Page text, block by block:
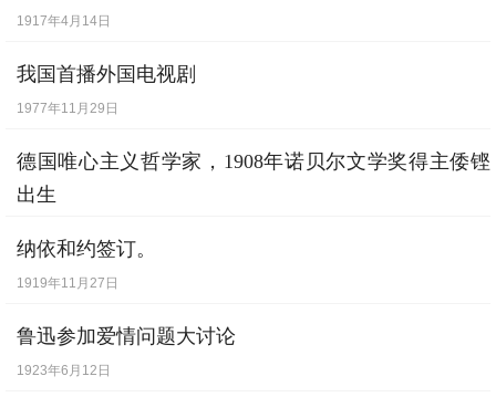
1917年4月14日
我国首播外国电视剧
1977年11月29日
德国唯心主义哲学家，1908年诺贝尔文学奖得主倭铿
出生
纳依和约签订。
1919年11月27日
鲁迅参加爱情问题大讨论
1923年6月12日